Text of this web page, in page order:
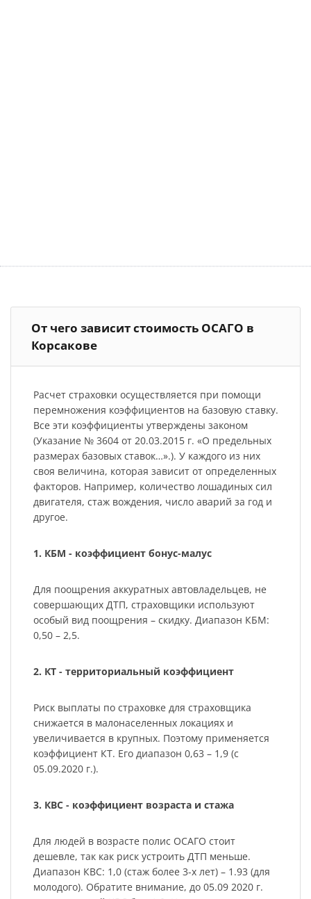
От чего зависит стоимость ОСАГО в
Корсакове
Расчет страховки осуществляется при помощи
перемножения коэффициентов на базовую ставку.
Все эти коэффициенты утверждены законом
(Указание № 3604 от 20.03.2015 г. «О предельных
размерах базовых ставок…».). У каждого из них
своя величина, которая зависит от определенных
факторов. Например, количество лошадиных сил
двигателя, стаж вождения, число аварий за год и
другое.
1. КБМ - коэффициент бонус-малус
Для поощрения аккуратных автовладельцев, не
совершающих ДТП, страховщики используют
особый вид поощрения – скидку. Диапазон КБМ:
0,50 – 2,5.
2. КТ - территориальный коэффициент
Риск выплаты по страховке для страховщика
снижается в малонаселенных локациях и
увеличивается в крупных. Поэтому применяется
коэффициент КТ. Его диапазон 0,63 – 1,9 (с
05.09.2020 г.).
3. КВС - коэффициент возраста и стажа
Для людей в возрасте полис ОСАГО стоит
дешевле, так как риск устроить ДТП меньше.
Диапазон КВС: 1,0 (стаж более 3-х лет) – 1.93 (для
молодого). Обратите внимание, до 05.09 2020 г.